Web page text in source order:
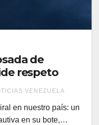
de
respeto
VENEZUELA
en nuestro país: un
en su bote,…